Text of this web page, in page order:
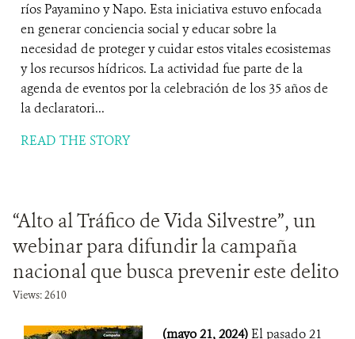
ríos Payamino y Napo. Esta iniciativa estuvo enfocada
en generar conciencia social y educar sobre la
necesidad de proteger y cuidar estos vitales ecosistemas
y los recursos hídricos. La actividad fue parte de la
agenda de eventos por la celebración de los 35 años de
la declaratori...
READ THE STORY
“Alto al Tráfico de Vida Silvestre”, un
webinar para difundir la campaña
nacional que busca prevenir este delito
Views: 2610
(mayo 21, 2024)El pasado 21